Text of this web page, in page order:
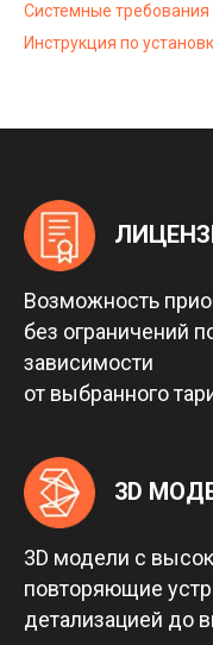
Системные требования
Инструкция по
Возможность
без ограничений
зависимости
от выбранного
3D
3D модели с
повторяющие
детализацией до